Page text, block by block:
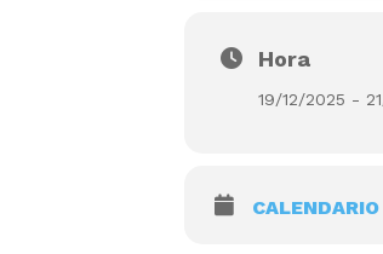
Hora
19/12/2025 -
CALENDARIO